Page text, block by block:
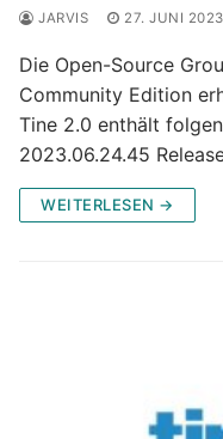
JARVIS 27. JUNI 2023
Die Open-Source
Community Edition
Tine 2.0 enthält
2023.06.24.45
WEITERLESEN →